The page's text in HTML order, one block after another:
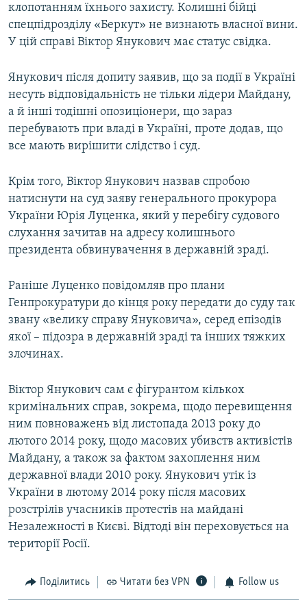
клопотанням їхнього захисту. Колишні бійці
спецпідрозділу «Беркут» не визнають власної вини.
У цій справі Віктор Янукович має статус свідка.
Янукович після допиту заявив, що за події в Україні
несуть відповідальність не тільки лідери Майдану,
а й інші тодішні опозиціонери, що зараз
перебувають при владі в Україні, проте додав, що
все мають вирішити слідство і суд.
Крім того, Віктор Янукович назвав спробою
натиснути на суд заяву генерального прокурора
України Юрія Луценка, який у перебігу судового
слухання зачитав на адресу колишнього
президента обвинувачення в державній зраді.
Раніше Луценко повідомляв про плани
Генпрокуратури до кінця року передати до суду так
звану «велику справу Януковича», серед епізодів
якої – підозра в державній зраді та інших тяжких
злочинах.
Віктор Янукович сам є фігурантом кількох
кримінальних справ, зокрема, щодо перевищення
ним повноважень від листопада 2013 року до
лютого 2014 року, щодо масових убивств активістів
Майдану, а також за фактом захоплення ним
державної влади 2010 року. Янукович утік із
України в лютому 2014 року після масових
розстрілів учасників протестів на майдані
Незалежності в Києві. Відтоді він переховується на
території Росії.
Поділитись Читати без VPN Follow us